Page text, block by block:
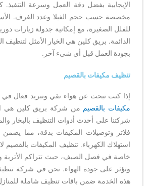
الإيجابية بفضل دقة العمل وسرعة
للفلل الصغيرة، مع إمكانية جدولة زيارات
الدائمة. بريق كلين هي الخيار الأمثل لتنظيف
بجودة العمل قبل أي شيء آخر.
تنظيف مكيفات بالقصيم
إذا كنت تبحث عن هواء نقي وتبريد فعال
مكيفات بالقصيم من شركة بريق كلين هي
شركتنا على أحدث أدوات التنظيف بالبخار
فلاتر وتوصيلات المكيفات بدقة، مما
استهلاك الكهرباء. تنظيف المكيفات بالقصيم
خاصة في فصل الصيف، حيث تتراكم الأتربة
وتؤثر على جودة الهواء. نحن في شركة
هذه الخدمة ضمن باقات تنظيف شاملة للمنازل